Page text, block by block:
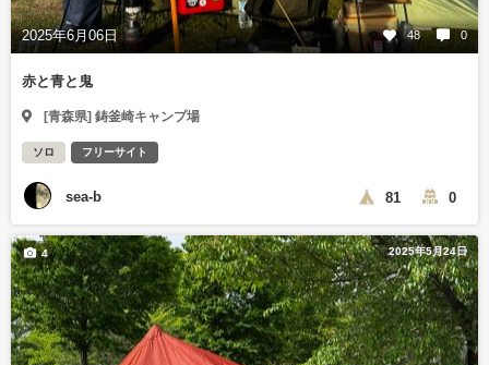
2025年6月06日 48 0
赤と青と鬼
[青森県] 鋳釜崎キャンプ場
ソロ フリーサイト
sea-b 81 0
2025年5月24日
4